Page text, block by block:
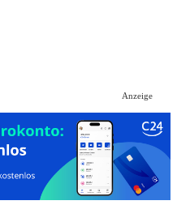
Anzeige